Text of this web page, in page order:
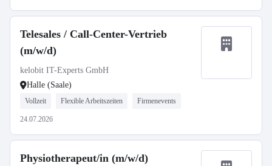
Telesales / Call-Center-Vertrieb
(m/w/d)
kelobit IT-Experts GmbH
Halle (Saale)
Vollzeit Flexible Arbeitszeiten Firmenevents
24.07.2026
Physiotherapeut/in (m/w/d)